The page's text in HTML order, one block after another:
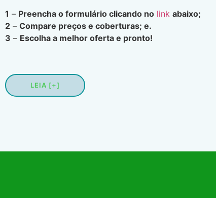
1 – Preencha o formulário clicando no link abaixo;
2 – Compare preços e coberturas; e.
3 – Escolha a melhor oferta e pronto!
LEIA [+]